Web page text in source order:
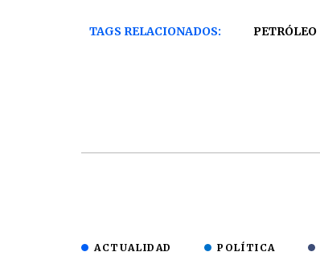
TAGS RELACIONADOS: PETRÓLEO
ACTUALIDAD POLÍTICA